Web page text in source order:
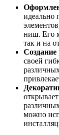
идеально
ниш. Его
так и на
своей
можно